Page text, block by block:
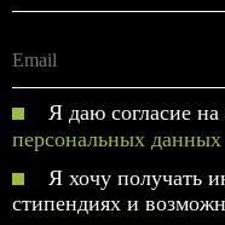
Я даю согласие
персональных данных
Я хочу получать
стипендиях и